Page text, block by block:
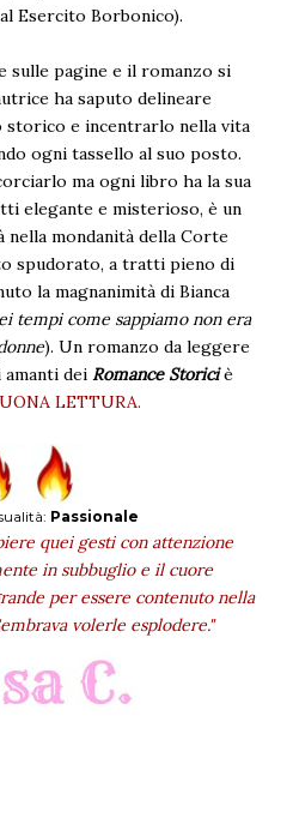
Esercito Borbonico).
sulle pagine e il romanzo si
ha saputo delineare
e incentrarlo nella vita
ogni tassello al suo posto.
ma ogni libro ha la sua
elegante e misterioso, è un
mondanità della Corte
spudorato, a tratti pieno di
la magnanimità di Bianca
tempi come sappiamo non era
). Un romanzo da leggere
dei Romance Storiciè
LETTURA.
Passionale
quei gesti con attenzione
in subbuglio e il cuore
per essere contenuto nella
volerle esplodere."